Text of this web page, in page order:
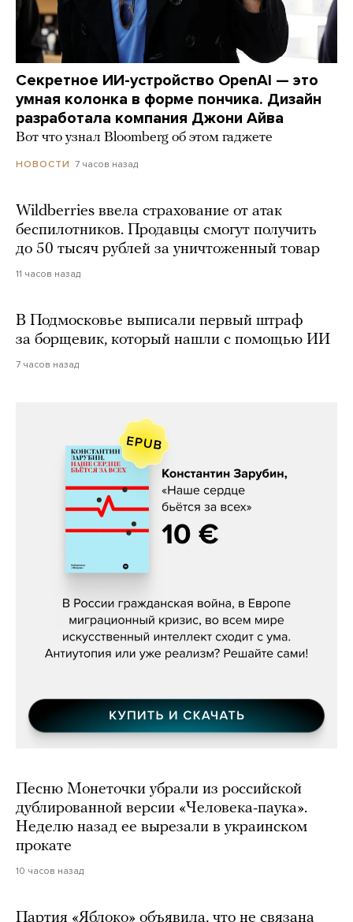
Секретное ИИ-устройство OpenAI — это
умная колонка в форме пончика. Дизайн
разработала компания Джони Айва
Вот что узнал Bloomberg об этом гаджете
НОВОСТИ 7 часов назад
Wildberries ввела страхование от атак
беспилотников. Продавцы смогут получить
до 50 тысяч рублей за уничтоженный товар
11 часов назад
В Подмосковье выписали первый штраф
за борщевик, который нашли с помощью ИИ
7 часов назад
Константин Зарубин, «Наше сердце
Песню Монеточки убрали из российской
дублированной версии «Человека-паука».
Неделю назад ее вырезали в украинском
прокате
10 часов назад
Партия «Яблоко» объявила, что не связана